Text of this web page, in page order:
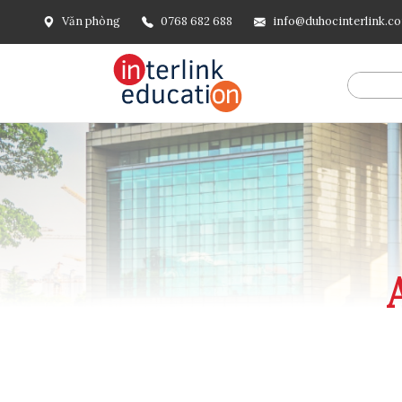
Văn phòng 0768 682 688
@include('frontend.layouts.schema-org', [ 'type' =>
url('/'), ], [ '@type' => 'ListItem', 'position' => 2, 'name' =>
=> url()->current(), ], ], ], ])